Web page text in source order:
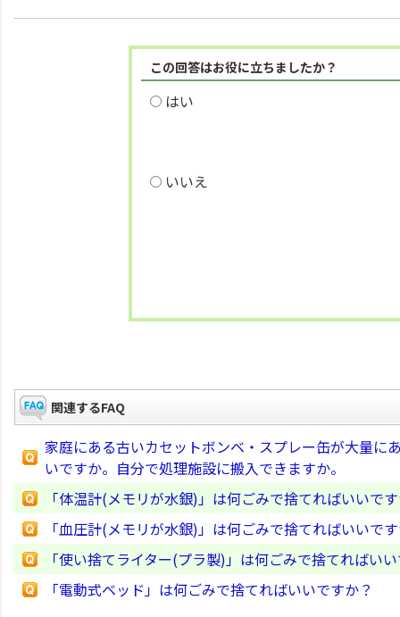
この回答はお役に立ちましたか？
はい
いいえ
関連するFAQ
家庭にある古いカセットボンベ・スプレー缶が大量に
いですか。自分で処理施設に搬入できますか。
「体温計(メモリが水銀)」は何ごみで捨てればいいで
「血圧計(メモリが水銀)」は何ごみで捨てればいいで
「使い捨てライター(プラ製)」は何ごみで捨てればい
「電動式ベッド」は何ごみで捨てればいいですか？